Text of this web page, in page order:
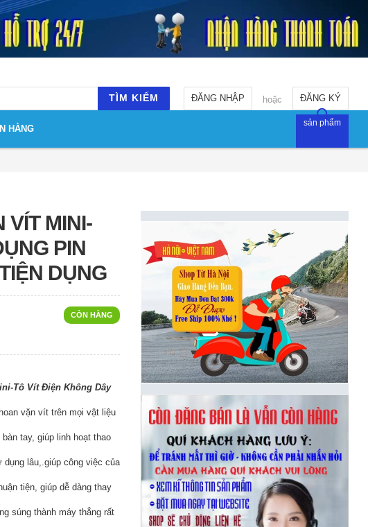
ĐĂNG KÝ
hoặc
ĐĂNG NHẬP
TÌM KIẾM
HÀNG
sản phẩm
VÍT MINI-
PIN
DỤNG
CÒN HÀNG
Tô Vít Điện Không Dây
vặn vít trên mọi vật liệu
tay, giúp linh hoạt thao
lâu,.giúp công việc của
tiện, giúp dễ dàng thay
súng thành máy thẳng rất